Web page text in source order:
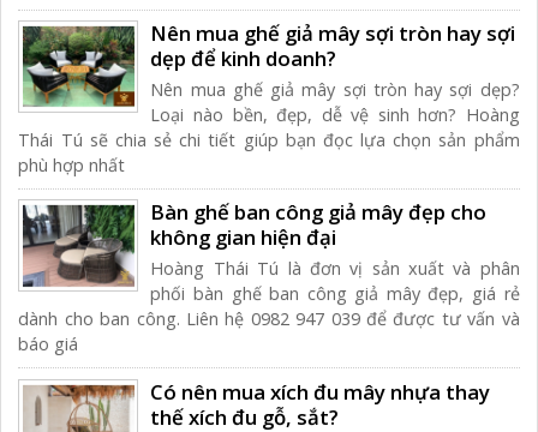
Nên mua ghế giả mây sợi tròn hay sợi
dẹp để kinh doanh?
Nên mua ghế giả mây sợi tròn hay sợi dẹp?
Loại nào bền, đẹp, dễ vệ sinh hơn? Hoàng
Thái Tú sẽ chia sẻ chi tiết giúp bạn đọc lựa chọn sản phẩm
phù hợp nhất
Bàn ghế ban công giả mây đẹp cho
không gian hiện đại
Hoàng Thái Tú là đơn vị sản xuất và phân
phối bàn ghế ban công giả mây đẹp, giá rẻ
dành cho ban công. Liên hệ 0982 947 039 để được tư vấn và
báo giá
Có nên mua xích đu mây nhựa thay
thế xích đu gỗ, sắt?